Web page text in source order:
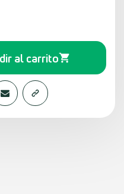
al carrito